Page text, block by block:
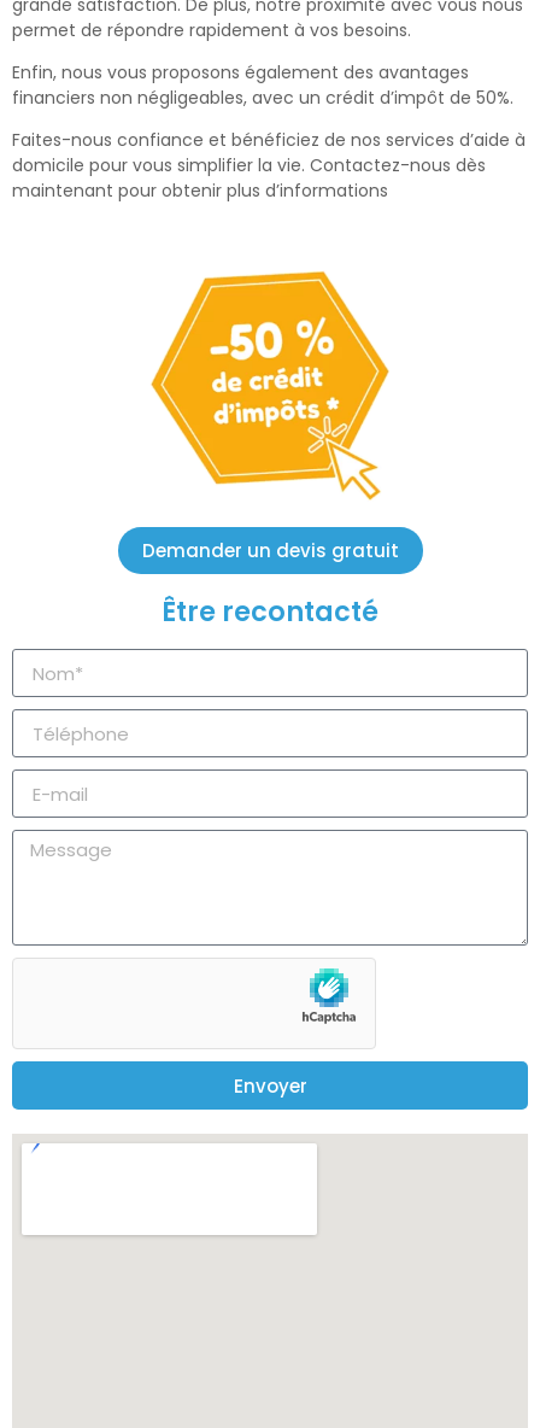
permet de répondre rapidement à vos besoins.
Enfin, nous vous proposons également des avantages
financiers non négligeables, avec un crédit d’impôt de 50%.
Faites-nous confiance et bénéficiez de nos services d’aide à
domicile pour vous simplifier la vie. Contactez-nous dès
maintenant pour obtenir plus d’informations
Demander un devis gratuit
Être recontacté
Envoyer